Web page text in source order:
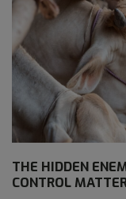
THE HIDDEN
CONTROL